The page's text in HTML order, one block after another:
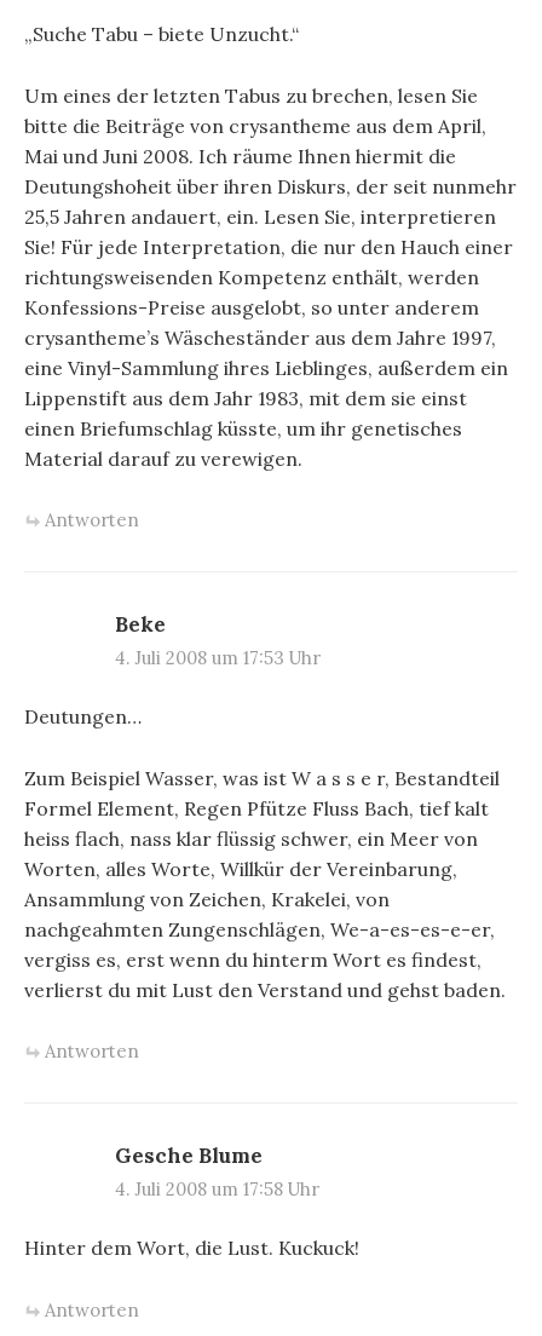
„Suche Tabu – biete Unzucht.“
Um eines der letzten Tabus zu brechen, lesen Sie
bitte die Beiträge von crysantheme aus dem April,
Mai und Juni 2008. Ich räume Ihnen hiermit die
Deutungshoheit über ihren Diskurs, der seit nunmehr
25,5 Jahren andauert, ein. Lesen Sie, interpretieren
Sie! Für jede Interpretation, die nur den Hauch einer
richtungsweisenden Kompetenz enthält, werden
Konfessions-Preise ausgelobt, so unter anderem
crysantheme’s Wäscheständer aus dem Jahre 1997,
eine Vinyl-Sammlung ihres Lieblinges, außerdem ein
Lippenstift aus dem Jahr 1983, mit dem sie einst
einen Briefumschlag küsste, um ihr genetisches
Material darauf zu verewigen.
Antworten
Beke
4. Juli 2008 um 17:53 Uhr
Deutungen…
Zum Beispiel Wasser, was ist W a s s e r, Bestandteil
Formel Element, Regen Pfütze Fluss Bach, tief kalt
heiss flach, nass klar flüssig schwer, ein Meer von
Worten, alles Worte, Willkür der Vereinbarung,
Ansammlung von Zeichen, Krakelei, von
nachgeahmten Zungenschlägen, We-a-es-es-e-er,
vergiss es, erst wenn du hinterm Wort es findest,
verlierst du mit Lust den Verstand und gehst baden.
Antworten
Gesche Blume
4. Juli 2008 um 17:58 Uhr
Hinter dem Wort, die Lust. Kuckuck!
Antworten